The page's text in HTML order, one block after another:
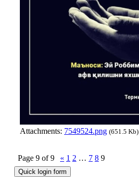
Attachments: 7549524.png (651.5 Kb)
Page 9 of9 « 1 2 … 7 8 9